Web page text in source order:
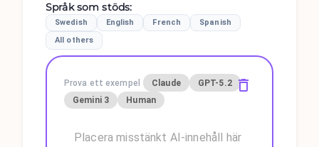
Språk som stöds:
Swedish English French
Spanish
All others
Prova ett exempel Claude
GPT-5.2
Gemini 3
Human